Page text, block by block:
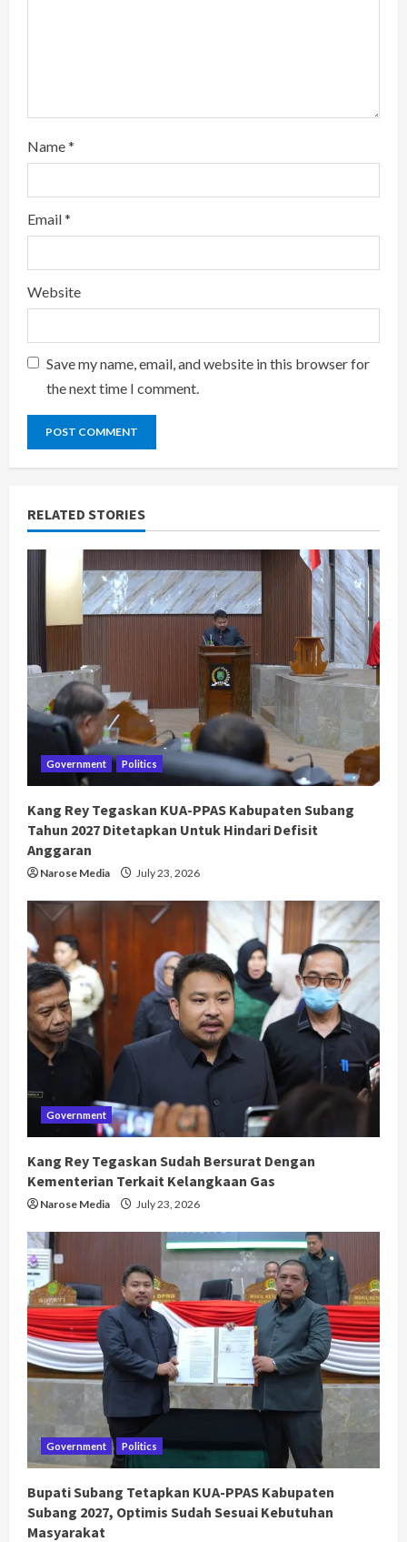
Name*
Email*
Website
Save my name, email, and website in this browser for
the next time I comment.
RELATED STORIES
Government Politics
Kang Rey Tegaskan KUA-PPAS Kabupaten Subang
Tahun 2027 Ditetapkan Untuk Hindari Defisit
Anggaran
Narose Media July 23, 2026
Government
Kang Rey Tegaskan Sudah Bersurat Dengan
Kementerian Terkait Kelangkaan Gas
Narose Media July 23, 2026
Government Politics
Bupati Subang Tetapkan KUA-PPAS Kabupaten
Subang 2027, Optimis Sudah Sesuai Kebutuhan
Masyarakat